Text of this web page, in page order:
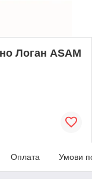
Логан ASAM
Оплата Умови